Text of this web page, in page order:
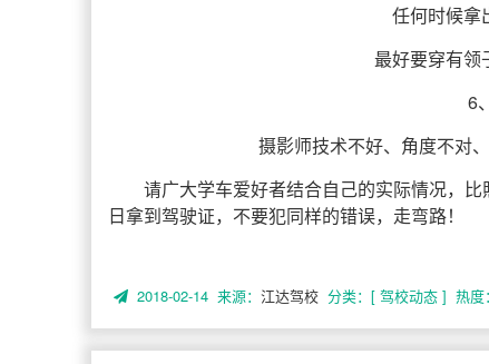
任何时候拿
最好要穿有领
6
摄影师技术不好、角度不对
请广大学车爱好者结合自己的实际情况，
日拿到驾驶证，不要犯同样的错误，走弯路！
2018-02-14 来源：江达驾校 分类：[ 驾校动态 ] 热度